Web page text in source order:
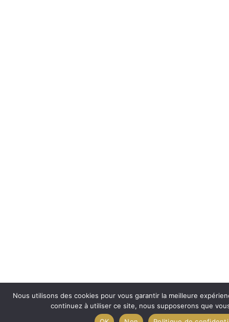
Nous utilisons des cookies pour vous garantir la meilleure
continuez à utiliser ce site, nous supposerons que